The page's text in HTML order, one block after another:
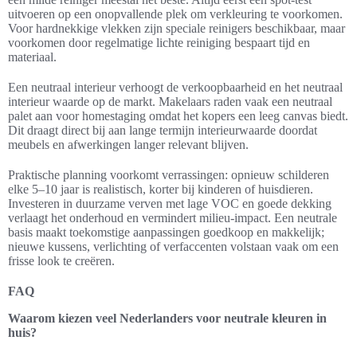
uitvoeren op een onopvallende plek om verkleuring te voorkomen.
Voor hardnekkige vlekken zijn speciale reinigers beschikbaar, maar
voorkomen door regelmatige lichte reiniging bespaart tijd en
materiaal.
Een neutraal interieur verhoogt de verkoopbaarheid en het neutraal
interieur waarde op de markt. Makelaars raden vaak een neutraal
palet aan voor homestaging omdat het kopers een leeg canvas biedt.
Dit draagt direct bij aan lange termijn interieurwaarde doordat
meubels en afwerkingen langer relevant blijven.
Praktische planning voorkomt verrassingen: opnieuw schilderen
elke 5–10 jaar is realistisch, korter bij kinderen of huisdieren.
Investeren in duurzame verven met lage VOC en goede dekking
verlaagt het onderhoud en vermindert milieu-impact. Een neutrale
basis maakt toekomstige aanpassingen goedkoop en makkelijk;
nieuwe kussens, verlichting of verfaccenten volstaan vaak om een
frisse look te creëren.
FAQ
Waarom kiezen veel Nederlanders voor neutrale kleuren in
huis?